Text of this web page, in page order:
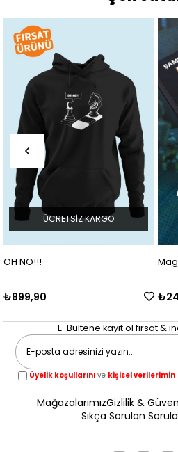
OH NO!!!
₺899,90
ÜCRETSIZ KARGO
E-Bültene kayıt ol fırsat &
Üyelik koşullarını ve kişisel verilerimin
MağazalarımızGizlilik &
Sıkça Sorulan